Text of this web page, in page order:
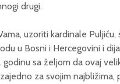
drugi.
uzoriti kardinale
u Bosni i Hercegovini i
sa željom da ovaj
za svojim najbližima,